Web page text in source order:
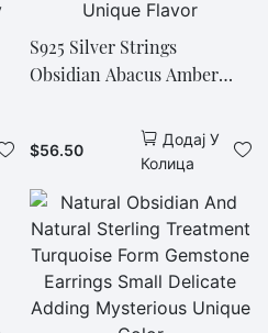
S925 Silver Strings
Obsidian Abacus Amber
Treatment Turquoise
Interpreting Oriental Style
Unique Flavor
$56.50
Додај У
Колица